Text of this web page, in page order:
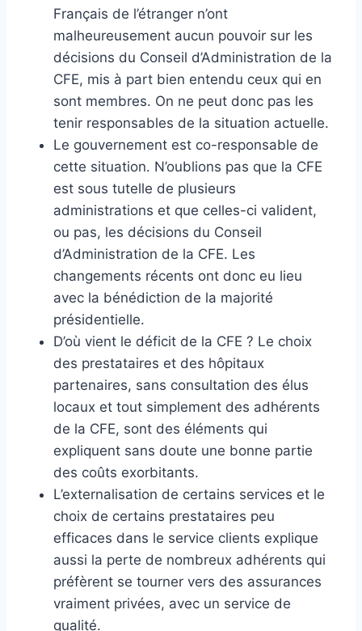
Français de l’étranger n’ont
malheureusement aucun pouvoir sur les
décisions du Conseil d’Administration de la
CFE, mis à part bien entendu ceux qui en
sont membres. On ne peut donc pas les
tenir responsables de la situation actuelle.
Le gouvernement est co-responsable de
cette situation. N’oublions pas que la CFE
est sous tutelle de plusieurs
administrations et que celles-ci valident,
ou pas, les décisions du Conseil
d’Administration de la CFE. Les
changements récents ont donc eu lieu
avec la bénédiction de la majorité
présidentielle.
D’où vient le déficit de la CFE ? Le choix
des prestataires et des hôpitaux
partenaires, sans consultation des élus
locaux et tout simplement des adhérents
de la CFE, sont des éléments qui
expliquent sans doute une bonne partie
des coûts exorbitants.
L’externalisation de certains services et le
choix de certains prestataires peu
efficaces dans le service clients explique
aussi la perte de nombreux adhérents qui
préfèrent se tourner vers des assurances
vraiment privées, avec un service de
qualité.